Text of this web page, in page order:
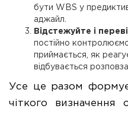
бути WBS у
аджайл.
Відстежуйте і
постійно
приймається, як
відбувається
Усе це разом
чіткого визначення